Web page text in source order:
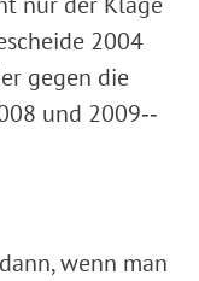
2004
gegen die
und 2009‑‑
wenn man